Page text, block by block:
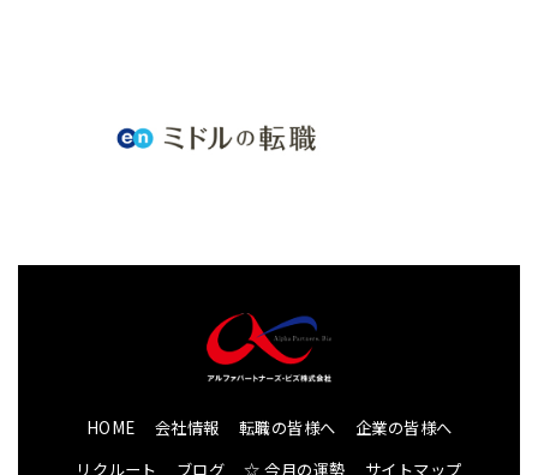
HOME 会社情報 転職の皆様へ
企業の皆様へ
リクルート
ブログ ☆ 今月の運勢 サイトマップ